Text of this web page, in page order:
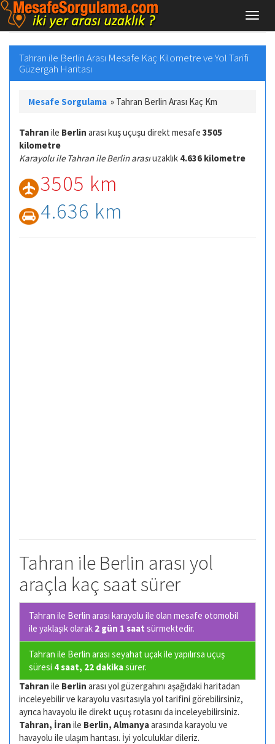
Tahran ile Berlin Arası Mesafe Kaç Kilometre ve Yol Tarifi
Güzergah Haritası
Mesafe Sorgulama » Tahran Berlin Arası Kaç Km
Tahran ile Berlin arası kuş uçuşu direkt mesafe 3505
kilometre
Karayolu ile Tahran ile Berlin arasıuzaklık 4.636 kilometre
3505 km
4.636 km
Tahran ile Berlin arası yol
araçla kaç saat sürer
Tahran ile Berlin arası karayolu ile olan mesafe otomobil
ile yaklaşık olarak 2 gün 1 saat sürmektedir.
Tahran ile Berlin arası seyahat uçak ile yapılırsa uçuş
süresi 4 saat, 22 dakikasürer.
Tahran ile Berlin arası yol güzergahını aşağıdaki haritadan
inceleyebilir ve karayolu vasıtasıyla yol tarifini görebilirsiniz,
ayrıca havayolu ile direkt uçuş rotasını da inceleyebilirsiniz.
Tahran, İran ile Berlin, Almanyaarasında karayolu ve
havayolu ile ulaşım harıtası. İyi yolculuklar dileriz.